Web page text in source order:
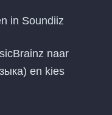
in Soundiiz
naar
en kies